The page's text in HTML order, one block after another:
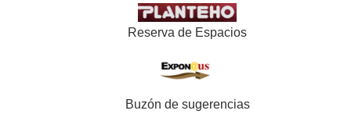
Reserva de Espacios
Buzón de sugerencias